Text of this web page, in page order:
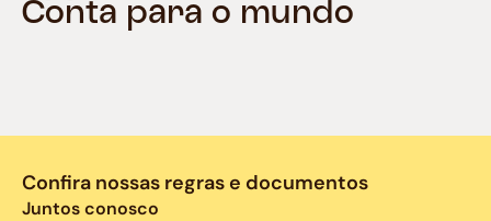
Conta para o mundo
Confira nossas regras e documentos
Juntos conosco